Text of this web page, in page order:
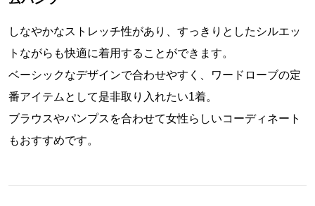
しなやかなストレッチ性があり、すっきりとしたシルエッ
トながらも快適に着用することができます。
ベーシックなデザインで合わせやすく、ワードローブの定
番アイテムとして是非取り入れたい1着。
ブラウスやパンプスを合わせて女性らしいコーディネート
もおすすめです。